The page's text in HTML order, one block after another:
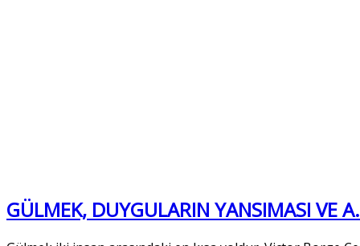
GÜLMEK, DUYGULARIN YANSIMASI VE